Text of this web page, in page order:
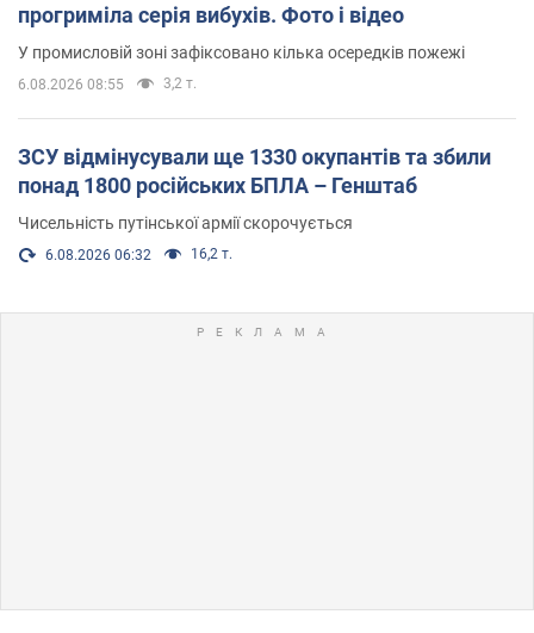
прогриміла серія вибухів. Фото і відео
У промисловій зоні зафіксовано кілька осередків пожежі
6.08.2026 08:55 3,2 т.
ЗСУ відмінусували ще 1330 окупантів та збили
понад 1800 російських БПЛА – Генштаб
Чисельність путінської армії скорочується
6.08.2026 06:32 16,2 т.